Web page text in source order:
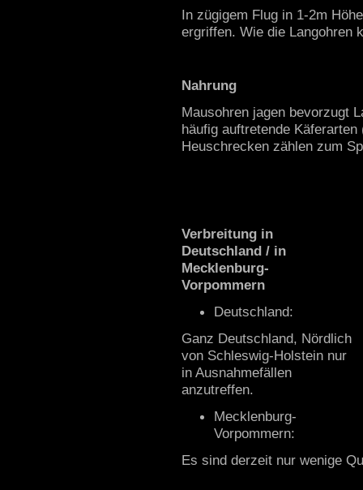
In zügigem Flug in 1-2m
ergriffen. Wie die Langohren
Nahrung
Mausohren jagen bevorzugt
häufig auftretende
Heuschrecken zählen zum
Verbreitung in
Deutschland / in
Mecklenburg-
Vorpommern
Deutschland:
Ganz Deutschland, Nördlich
von Schleswig-Holstein nur
in Ausnahmefällen
anzutreffen.
Mecklenburg-
Vorpommern:
Es sind derzeit nur wenige